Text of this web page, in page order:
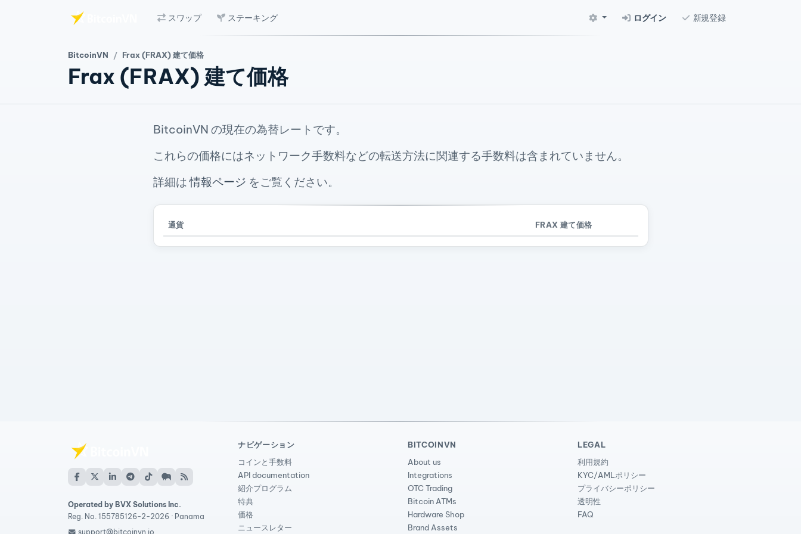
スワップ ステーキング ログイン 新規登録
BitcoinVN Frax (FRAX) 建て価格
Frax (FRAX) 建て価格
BitcoinVN の現在の為替レートです。
これらの価格にはネットワーク手数料などの転送方法に関連する手数料は含まれていません。
詳細は情報ページ をご覧ください。
通貨 FRAX 建て価格
Operated by BVX Solutions Inc.
Reg. No. 155785126-2-2026 · Panama
support@bitcoinvn.io
ナビゲーション
コインと手数料
API documentation
紹介プログラム
特典
価格
ニュースレター
BITCOINVN
About us
Integrations
OTC Trading
Bitcoin ATMs
Hardware Shop
Brand Assets
LEGAL
利用規約
KYC/AMLポリシー
プライバシーポリシー
透明性
FAQ